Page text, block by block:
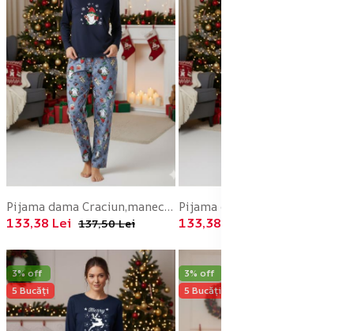
Pijama dama Craciun,maneca lunga si pantaloni lungi,imprimeu pitic, En-gros
133,38 Lei 137,50 Lei 133,38 Lei
3% off
5 Bucăți
3% off
5 Bucăți